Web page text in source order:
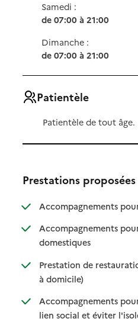
Samedi :
de 07:00 à 21:00
Dimanche :
de 07:00 à 21:00
Patientèle
Patientèle de tout âge.
Prestations proposées
Accompagnements
Accompagnements
domestiques: disponible
: non disponible
Prestation de
à domicile): disponible
: non disponible
Accompagnements
lien social et éviter